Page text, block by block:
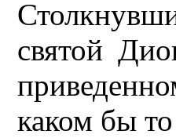
святой
каком бы